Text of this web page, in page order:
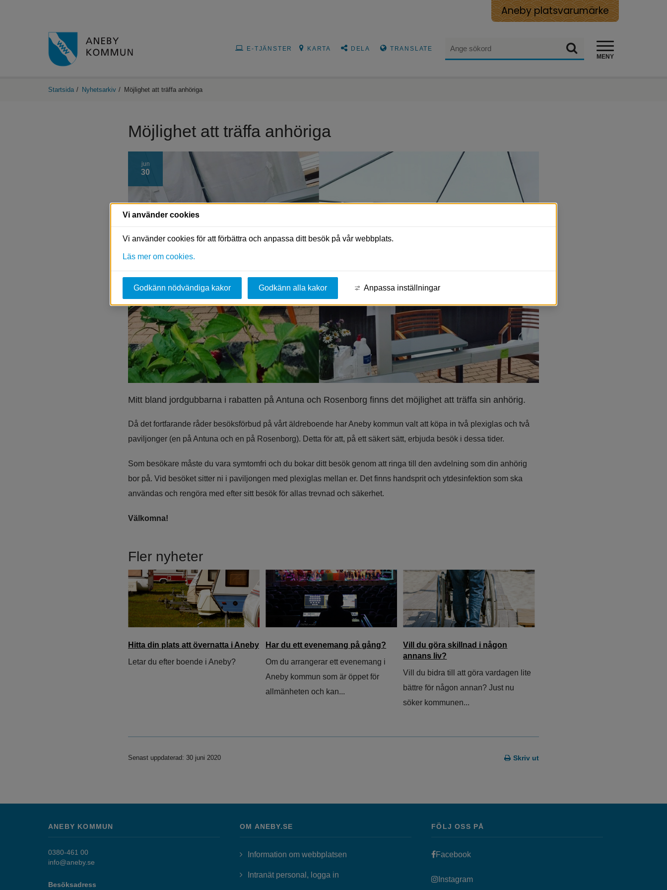
Aneby platsvarumärke
Sök
MENY
E-TJÄNSTER KARTA DELA TRANSLATE
Startsida / Nyhetsarkiv / Möjlighet att träffa anhöriga
Möjlighet att träffa anhöriga
jun
30
Mitt bland jordgubbarna i rabatten på Antuna och Rosenborg finns det möjlighet att träffa sin anhörig.
Då det fortfarande råder besöksförbud på vårt äldreboende har Aneby kommun valt att köpa in två plexiglas och två
paviljonger (en på Antuna och en på Rosenborg). Detta för att, på ett säkert sätt, erbjuda besök i dessa tider.
Som besökare måste du vara symtomfri och du bokar ditt besök genom att ringa till den avdelning som din anhörig
bor på. Vid besöket sitter ni i paviljongen med plexiglas mellan er. Det finns handsprit och ytdesinfektion som ska
användas och rengöra med efter sitt besök för allas trevnad och säkerhet.
Välkomna!
Fler nyheter
Hitta din plats att övernatta i Aneby
Letar du efter boende i Aneby?
Har du ett evenemang på gång?
Om du arrangerar ett evenemang i
Aneby kommun som är öppet för
allmänheten och kan...
Vill du göra skillnad i någon
annans liv?
Vill du bidra till att göra vardagen lite
bättre för någon annan? Just nu
söker kommunen...
Skriv ut
Senast uppdaterad: 30 juni 2020
ANEBY KOMMUN
0380-461 00
info@aneby.se
Besöksadress
OM ANEBY.SE
Information om webbplatsen
Intranät personal, logga in Länk till annan webbplats, öppnas i nytt fönster.
FÖLJ OSS PÅ
FacebookLänk till annan webbplats, öppnas i nytt fönster.
InstagramLänk till annan webbplats, öppnas i nytt fönster.
Vi använder cookies
Vi använder cookies för att förbättra och anpassa ditt besök på vår webbplats.
Läs mer om cookies.
Godkänn nödvändiga kakor Godkänn alla kakor Anpassa inställningar